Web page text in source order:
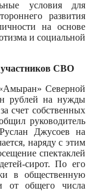
условия для
развития
на основе
и социальной
СВО
Северной
рублей на нужды
счет собственных
руководитель
Джусоев на
наряду с этим
спектаклей
сирот. По его
в общественную
от общего числа